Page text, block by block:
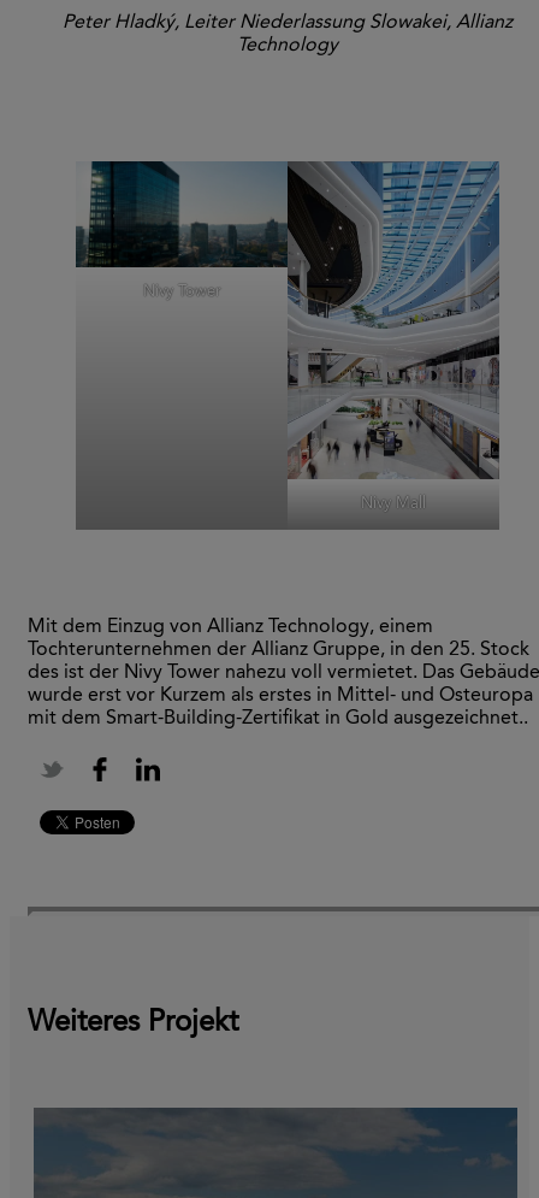
Peter Hladký, Leiter Niederlassung Slowakei, Allianz
Technology
Nivy Tower
Nivy Mall
Mit dem Einzug von Allianz Technology, einem
Tochterunternehmen der Allianz Gruppe, in den 25. Stock
des ist der Nivy Tower nahezu voll vermietet. Das Gebäude
wurde erst vor Kurzem als erstes in Mittel- und Osteuropa
mit dem Smart-Building-Zertifikat in Gold ausgezeichnet..
Weiteres Projekt